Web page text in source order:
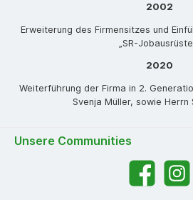
2002
Erweiterung des Firmensitzes und
„SR-
2020
Weiterführung der Firma in 2.
Svenja Müller, sowie Herrn
Unsere Communities